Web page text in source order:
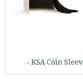
KSA Coin